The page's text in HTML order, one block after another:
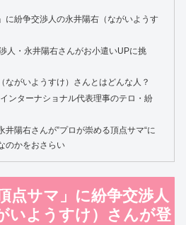
に紛争交渉人の永井陽右（ながいようす
人・永井陽右さんがお小遣いUPに挑
ながいようすけ）さんとはどんな人？
ンターナショナル代表理事のテロ・紛
井陽右さんが”プロが崇める頂点サマ“に
のかをおさらい
点サマ」に紛争交渉人
いようすけ）さんが登